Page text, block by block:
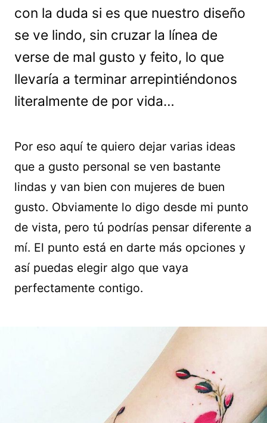
con la duda si es que nuestro diseño
se ve lindo, sin cruzar la línea de
verse de mal gusto y feito, lo que
llevaría a terminar arrepintiéndonos
literalmente de por vida…
Por eso aquí te quiero dejar varias ideas
que a gusto personal se ven bastante
lindas y van bien con mujeres de buen
gusto. Obviamente lo digo desde mi punto
de vista, pero tú podrías pensar diferente a
mí. El punto está en darte más opciones y
así puedas elegir algo que vaya
perfectamente contigo.